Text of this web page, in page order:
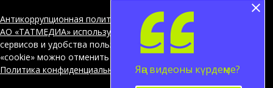
Антикоррупционная политика
АО «ТАТМЕДИА» использует «cookie»для персонализации
сервисов и удобства пользователей сайтом. Использование
«cookie» можно отменить в настройках браузера.
Политика конфиденциальности
Яңа видеоны күрдеңме?